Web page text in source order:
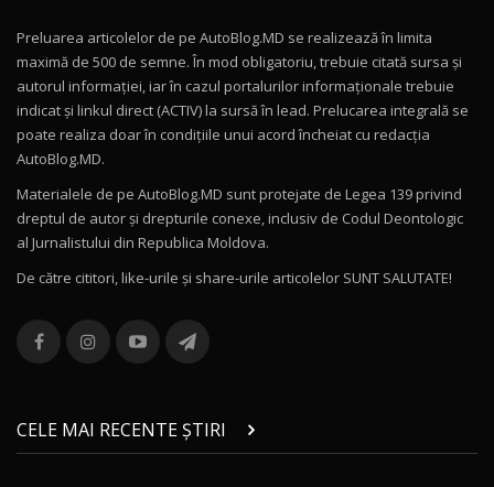
Mercedes-AMG E 53 HYBRID 4MATIC+ / Test
Drive AutoBlog.MD
16:27
11
Noul Volvo ES90 / Test Drive AutoBlog.MD
12
Noul MG HS / Test Drive AutoBlog.MD
16:48
13
combină aventura cu luxul / AutoBlog.MD
36:08
chinez care face lumea să se întoarcă după el
/ AutoBlog.MD
17:27
Preluarea articolelor de pe AutoBlog.MD se realizează în limita
maximă de 500 de semne. În mod obligatoriu, trebuie citată sursa și
autorul informației, iar în cazul portalurilor informaționale trebuie
indicat și linkul direct (ACTIV) la sursă în lead. Prelucarea integrală se
poate realiza doar în condițiile unui acord încheiat cu redacţia
AutoBlog.MD.
Materialele de pe AutoBlog.MD sunt protejate de Legea 139 privind
dreptul de autor și drepturile conexe, inclusiv de Codul Deontologic
al Jurnalistului din Republica Moldova.
De către cititori, like-urile şi share-urile articolelor SUNT SALUTATE!
CELE MAI RECENTE ȘTIRI